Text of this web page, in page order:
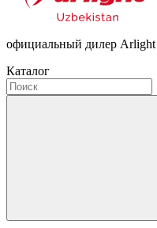
официальный дилер Arlight
Каталог